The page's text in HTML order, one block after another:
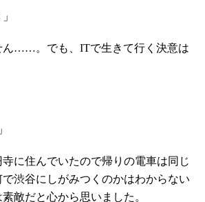
……。でも、ITで生きて行く決意は
に住んでいたので帰りの電車は同じ
渋谷にしがみつくのかはわからない
敵だと心から思いました。